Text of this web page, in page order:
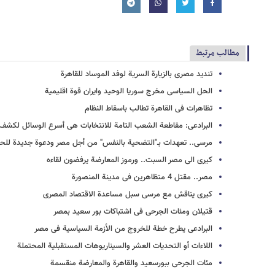
مطالب مرتبط
تندید مصری بالزیارة السریة لوفد الموساد للقاهرة
الحل السیاسی مخرج سوریا الوحید وایران قوة اقلیمیة
تظاهرات فی القاهرة تطالب باسقاط النظام
البرادعی: مقاطعة الشعب التامة للانتخابات هی أسرع الوسائل لکشف
مرسی.. تعهدات بـ"التضحیة بالنفس" من أجل مصر ودعوة جدیدة
کیری الى مصر السبت.. ورموز المعارضة یرفضون لقاءه
مصر.. مقتل 4 متظاهرین فی مدینة المنصورة
کیری یناقش مع مرسی سبل مساعدة الاقتصاد المصری
قتیلان ومئات الجرحى فی اشتباکات بور سعید بمصر
البرادعی یطرح خطة للخروج من الأزمة السیاسیة فی مصر
اللاءات أو التحدیات العشر والسیناریوهات المستقبلیة المحتملة
مئات الجرحى ببورسعید والقاهرة والمعارضة منقسمة